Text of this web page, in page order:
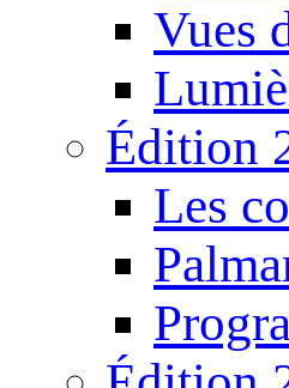
Vues
Édition
Les